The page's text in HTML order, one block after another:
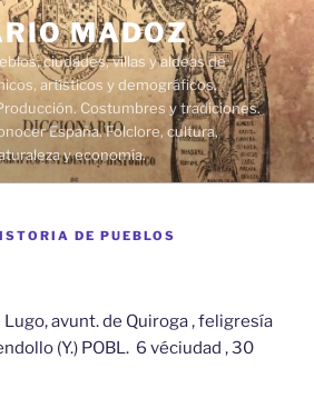
MADOZ
ciudades, villas y aldeas de
artísticos y demográficos.
Costumbres y tradiciones.
España. Folclore, cultura,
y economía.
DE PUEBLOS
Lugo, avunt. de Quiroga , feligresía
(Y.) POBL. 6 véciudad , 30